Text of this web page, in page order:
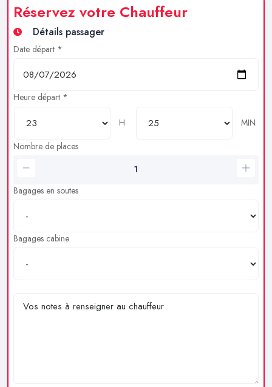
Réservez votre Chauffeur
Détails passager
Date départ *
Heure départ *
H
MIN
Nombre de places
Bagages en soutes
Bagages cabine